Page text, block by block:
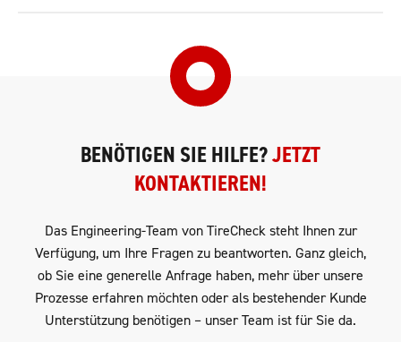
BENÖTIGEN SIE HILFE?JETZT
KONTAKTIEREN!
Das Engineering-Team von TireCheck steht Ihnen zur
Verfügung, um Ihre Fragen zu beantworten. Ganz gleich,
ob Sie eine generelle Anfrage haben, mehr über unsere
Prozesse erfahren möchten oder als bestehender Kunde
Unterstützung benötigen – unser Team ist für Sie da.